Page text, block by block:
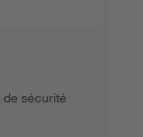
sécurité